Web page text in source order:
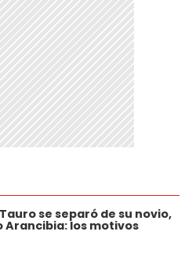
se separó de su novio,
Arancibia: los motivos